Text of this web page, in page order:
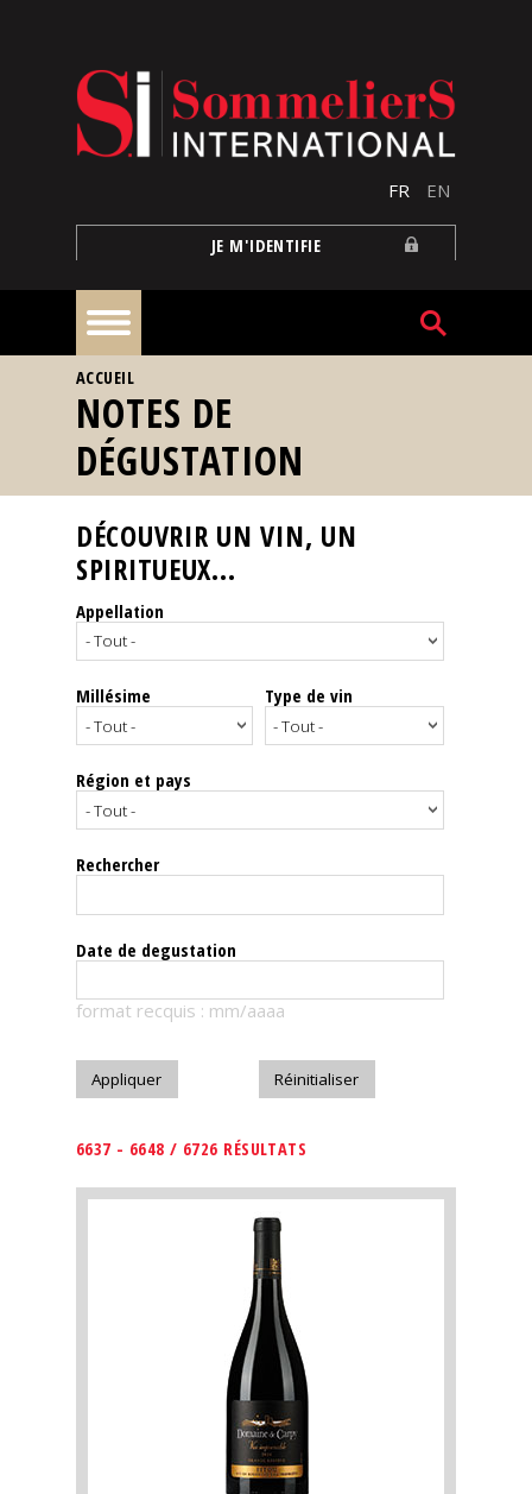
FR EN
JE M'IDENTIFIE
À
la
une
Reportages
Nos
Spiritueux
Notes
dégustation
Le
magazine
Télécharger
VOUS ÊTES ICI
ACCUEIL
NOTES DE
DÉGUSTATION
DÉCOUVRIR UN VIN, UN
SPIRITUEUX...
Appellation
Millésime Type de vin
Région et pays
Rechercher
Date de degustation
format recquis : mm/aaaa
6637 - 6648 / 6726 RÉSULTATS